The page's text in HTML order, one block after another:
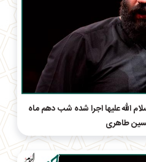
الله علیها اجرا شده شب دهم ماه
طاهری